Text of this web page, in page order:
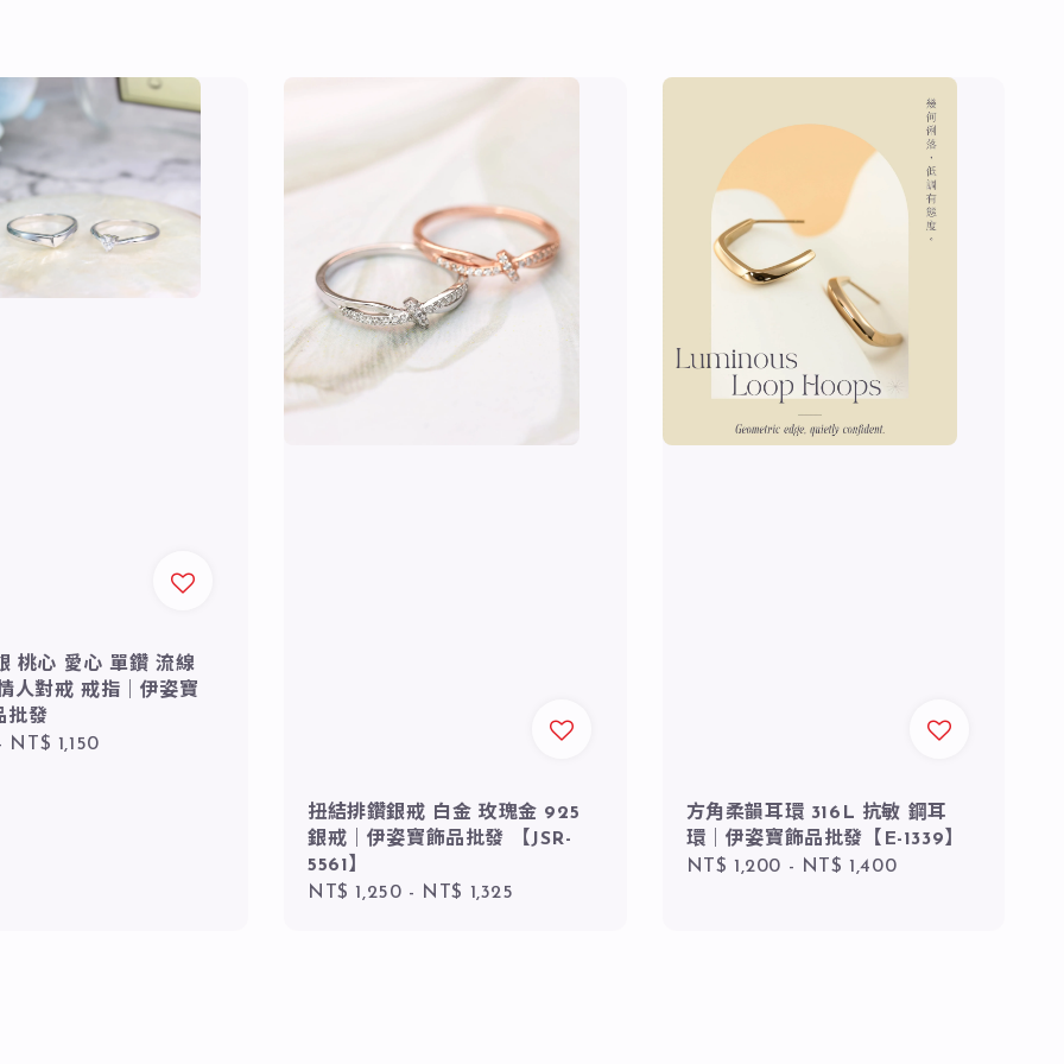
桃心 愛心 單鑽 流線
人對戒 戒指｜伊姿寶
批發
NT$ 1,150
扭結排鑽銀戒 白金 玫瑰金 925
銀戒｜伊姿寶飾品批發 【JSR-
5561】
Regular
NT$ 1,250 - NT$ 1,325
方角柔韻耳環 316L 抗敏 鋼耳
環｜伊姿寶飾品批發【E-1339】
Regular
NT$ 1,200 - NT$ 1,400